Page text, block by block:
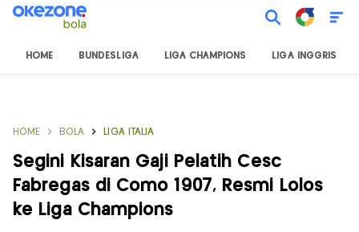
HOME BUNDESLIGA LIGA CHAMPIONS LIGA INGGRIS
HOME BOLA LIGA ITALIA
Segini Kisaran Gaji Pelatih Cesc
Fabregas di Como 1907, Resmi Lolos
ke Liga Champions